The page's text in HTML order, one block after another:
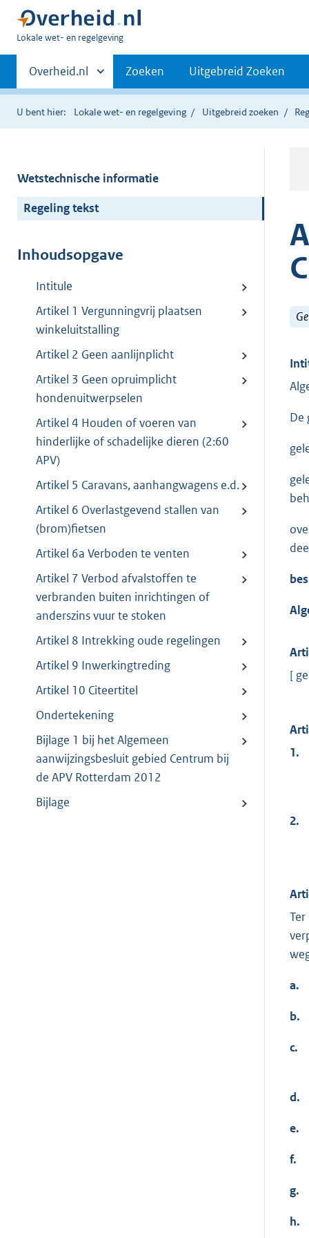
U
hier:
Lokale wet- en regelgeving
Primaire
navigatie
Andere
sites
binnen
Overheid.nl Zoeken Uitgebreid Zoeken
U bent hier: Lokale wet- en regelgeving Uitgebreid zoeken
Wetstechnische informatie
Regeling tekst
Inhoudsopgave
Intitule
Artikel 1 Vergunningvrij plaatsen
winkeluitstalling
Artikel 2 Geen aanlijnplicht
Artikel 3 Geen opruimplicht
hondenuitwerpselen
Artikel 4 Houden of voeren van
hinderlijke of schadelijke dieren (2:60
APV)
Artikel 5 Caravans, aanhangwagens e.d.
Artikel 6 Overlastgevend stallen van
(brom)fietsen
Artikel 6a Verboden te venten
Artikel 7 Verbod afvalstoffen te
verbranden buiten inrichtingen of
anderszins vuur te stoken
Artikel 8 Intrekking oude regelingen
Artikel 9 Inwerkingtreding
Artikel 10 Citeertitel
Ondertekening
Bijlage 1 bij het Algemeen
aanwijzingsbesluit gebied Centrum bij
de APV Rotterdam 2012
Bijlage
De
[
1.
2.
a.
b.
c.
d.
e.
f.
g.
h.